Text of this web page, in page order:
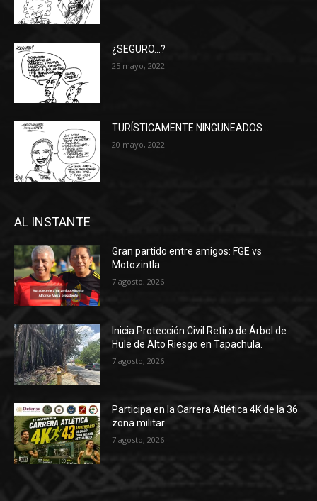
¿SEGURO…?
25 mayo, 2022
TURÍSTICAMENTE NINGUNEADOS…
20 mayo, 2022
AL INSTANTE
Gran partido entre amigos: FGE vs
Motozintla.
7 agosto, 2026
Inicia Protección Civil Retiro de Árbol de
Hule de Alto Riesgo en Tapachula.
7 agosto, 2026
Participa en la Carrera Atlética 4K de la 36
zona militar.
7 agosto, 2026